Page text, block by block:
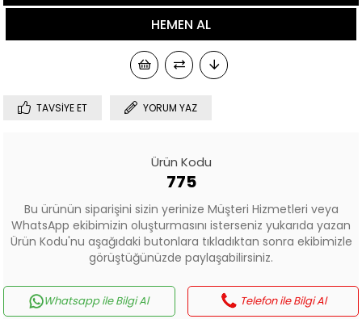
TAVSIYE ET YORUM YAZ
Ürün Kodu
775
Bu ürünün siparişini sizin yerinize Müşteri Hizmetleri veya
WhatsApp ekibimizin oluşturmasını isterseniz yukarıda yazan
Ürün Kodu'nu aşağıdaki butonlara tıkladıktan sonra ekibimizle
görüştüğünüzde paylaşabilirsiniz.
Whatsapp ile Bilgi Al Telefon ile Bilgi Al